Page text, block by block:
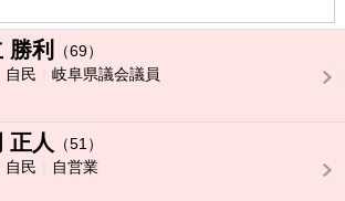
勝利
（69）
自民 岐阜県議会議員
正人
（51）
自民 自営業